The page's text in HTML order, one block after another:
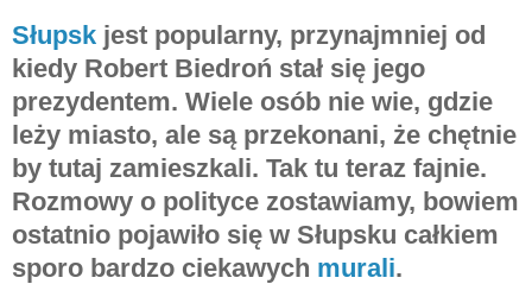
Słupsk jest popularny, przynajmniej od
kiedy Robert Biedroń stał się jego
prezydentem. Wiele osób nie wie, gdzie
leży miasto, ale są przekonani, że chętnie
by tutaj zamieszkali. Tak tu teraz fajnie.
Rozmowy o polityce zostawiamy, bowiem
ostatnio pojawiło się w Słupsku całkiem
sporo bardzo ciekawych murali.